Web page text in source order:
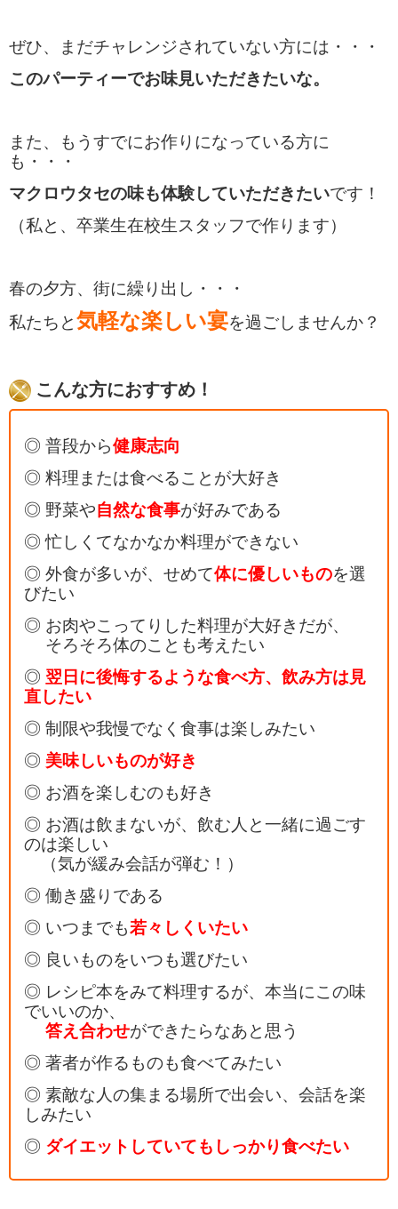
ぜひ、まだチャレンジされていない方には・・・
このパーティーでお味見いただきたいな。
また、もうすでにお作りになっている方に
も・・・
マクロウタセの味も体験していただきたいです！
（私と、卒業生在校生スタッフで作ります）
春の夕方、 街に繰り出し・・・
私たちと気軽な楽しい宴を過ごしませんか？
こんな方におすすめ！
◎ 普段から健康志向
◎ 料理または食べることが大好き
◎ 野菜や自然な食事が好みである
◎ 忙しくてなかなか料理ができない
◎ 外食が多いが、せめて体に優しいものを選
びたい
◎ お肉やこってりした料理が大好きだが、
そろそろ体のことも考えたい
◎ 翌日に後悔するような食べ方、飲み方は見
直したい
◎ 制限や我慢でなく食事は楽しみたい
◎ 美味しいものが好き
◎ お酒を楽しむのも好き
◎ お酒は飲まないが、飲む人と一緒に過ごす
のは楽しい
（気が緩み会話が弾む！）
◎ 働き盛りである
◎ いつまでも若々しくいたい
◎ 良いものをいつも選びたい
◎ レシピ本をみて料理するが、本当にこの味
でいいのか、
答え合わせができたらなあと思う
◎ 著者が作るものも食べてみたい
◎ 素敵な人の集まる場所で出会い、会話を楽
しみたい
◎ ダイエットしていてもしっかり食べたい